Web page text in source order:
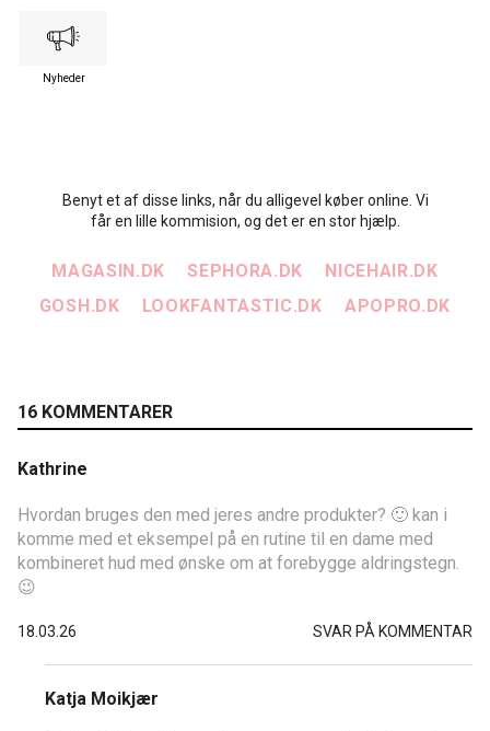
Nyheder
Benyt et af disse links, når du alligevel køber online. Vi
får en lille kommision, og det er en stor hjælp.
MAGASIN.DK SEPHORA.DK
NICEHAIR.DK
GOSH.DK
LOOKFANTASTIC.DK APOPRO.DK
16 KOMMENTARER
Kathrine
Hvordan bruges den med jeres andre produkter? 🙂 kan i
komme med et eksempel på en rutine til en dame med
kombineret hud med ønske om at forebygge aldringstegn.
😉
18.03.26 SVAR PÅ KOMMENTAR
Katja Moikjær